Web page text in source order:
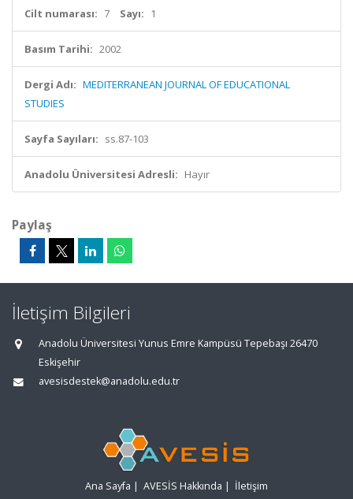
Cilt numarası: 7 Sayı: 1
Basım Tarihi: 2002
Dergi Adı: MEDITERRANEAN JOURNAL OF EDUCATIONAL
STUDIES
Sayfa Sayıları: ss.87-103
Anadolu Üniversitesi Adresli: Hayır
Paylaş
İletişim Bilgileri
Anadolu Üniversitesi Yunus Emre Kampüsü Tepebaşı 26470
Eskişehir
avesisdestek@anadolu.edu.tr
Ana Sayfa | AVESİS Hakkında | İletişim